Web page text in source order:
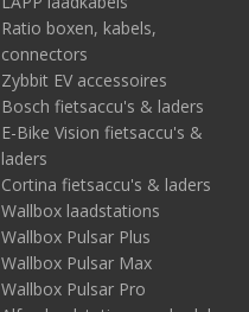
Ratio boxen, kabels,
connectors
Zybbit EV accessoires
Bosch fietsaccu's & laders
E-Bike Vision fietsaccu's &
laders
Cortina fietsaccu's & laders
Wallbox laadstations
Wallbox Pulsar Plus
Wallbox Pulsar Max
Wallbox Pulsar Pro